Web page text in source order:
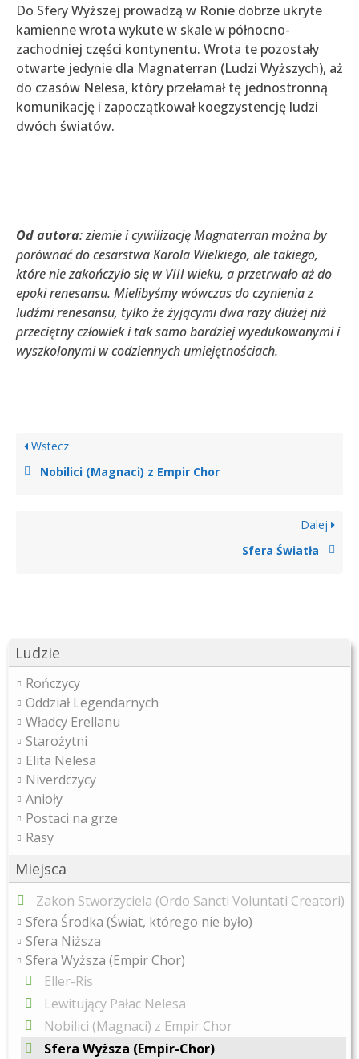
Ludzie
Rończycy
Oddział Legendarnych
Władcy Erellanu
Starożytni
Elita Nelesa
Niverdczycy
Anioły
Postaci na grze
Rasy
Miejsca
Zakon Stworzyciela (Ordo Sancti Voluntati Creatori)
Sfera Środka (Świat, którego nie było)
Sfera Niższa
Sfera Wyższa (Empir Chor)
Eller-Ris
Lewitujący Pałac Nelesa
Nobilici (Magnaci) z Empir Chor
Sfera Wyższa (Empir-Chor)
Do Sfery Wyższej prowadzą w Ronie dobrze ukryte
kamienne wrota wykute w skale w północno-
zachodniej części kontynentu. Wrota te pozostały
otwarte jedynie dla Magnaterran (Ludzi Wyższych), aż
do czasów Nelesa, który przełamał tę jednostronną
komunikację i zapoczątkował koegzystencję ludzi
dwóch światów.
Od autora: ziemie i cywilizację Magnaterran można by
porównać do cesarstwa Karola Wielkiego, ale takiego,
które nie zakończyło się w VIII wieku, a przetrwało aż do
epoki renesansu. Mielibyśmy wówczas do czynienia z
ludźmi renesansu, tylko że żyjącymi dwa razy dłużej niż
przeciętny człowiek i tak samo bardziej wyedukowanymi i
wyszkolonymi w codziennych umiejętnościach.
Wstecz
Nobilici (Magnaci) z Empir Chor
Dalej
Sfera Światła